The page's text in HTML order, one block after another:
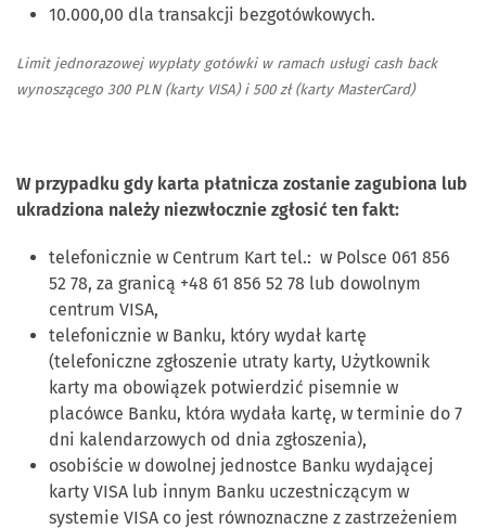
10.000,00 dla transakcji bezgotówkowych.
Limit jednorazowej wypłaty gotówki w ramach usługi cash back
wynoszącego 300 PLN (karty VISA) i 500 zł (karty MasterCard)
W przypadku gdy karta płatnicza zostanie zagubiona lub
ukradziona należy niezwłocznie zgłosić ten fakt:
telefonicznie w Centrum Kart tel.: w Polsce 061 856
52 78, za granicą +48 61 856 52 78 lub dowolnym
centrum VISA,
telefonicznie w Banku, który wydał kartę
(telefoniczne zgłoszenie utraty karty, Użytkownik
karty ma obowiązek potwierdzić pisemnie w
placówce Banku, która wydała kartę, w terminie do 7
dni kalendarzowych od dnia zgłoszenia),
osobiście w dowolnej jednostce Banku wydającej
karty VISA lub innym Banku uczestniczącym w
systemie VISA co jest równoznaczne z zastrzeżeniem